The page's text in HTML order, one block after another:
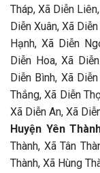
Tháp, Xã Diễn
Diễn Xuân, Xã
Hạnh, Xã Diễn
Diễn Hoa, Xã
Diễn Bình, Xã
Thắng, Xã Diễn
Xã Diễn An, Xã
Huyện Yên
Thành, Xã Tân
Thành, Xã Hùng